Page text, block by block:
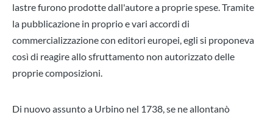
lastre furono prodotte dall'autore a proprie spese. Tramite
la pubblicazione in proprio e vari accordi di
commercializzazione con editori europei, egli si proponeva
così di reagire allo sfruttamento non autorizzato delle
proprie composizioni.
Di nuovo assunto a Urbino nel 1738, se ne allontanò